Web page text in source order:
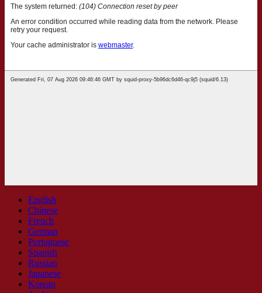
English
Chinese
French
German
Portuguese
Spanish
Russian
Japanese
Korean